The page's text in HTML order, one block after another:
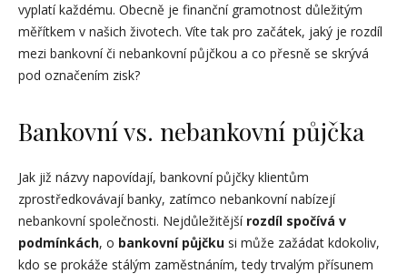
vyplatí každému. Obecně je finanční gramotnost důležitým
měřítkem v našich životech. Víte tak pro začátek, jaký je rozdíl
mezi bankovní či nebankovní půjčkou a co přesně se skrývá
pod označením zisk?
Bankovní vs. nebankovní půjčka
Jak již názvy napovídají, bankovní půjčky klientům
zprostředkovávají banky, zatímco nebankovní nabízejí
nebankovní společnosti. Nejdůležitější rozdíl spočívá v
podmínkách, o bankovní půjčku si může zažádat kdokoliv,
kdo se prokáže stálým zaměstnáním, tedy trvalým přísunem